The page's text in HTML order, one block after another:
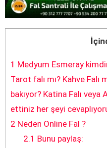
1 Medyum Esmeray
Tarot falı mı? Kahve Falı
bakıyor? Katina Falı veya
ettiniz her şeyi
2 Neden Online Fal ?
2.1 Bunu paylaş: